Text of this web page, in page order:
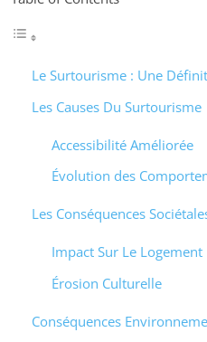
Le Surtourisme : Une
Les Causes Du Surtourisme
Accessibilité Améliorée
Évolution des
Les Conséquences
Impact Sur Le Logement
Érosion Culturelle
Conséquences